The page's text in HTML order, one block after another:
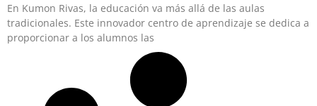
En Kumon Rivas, la educación va más allá de las aulas
tradicionales. Este innovador centro de aprendizaje se dedica a
proporcionar a los alumnos las